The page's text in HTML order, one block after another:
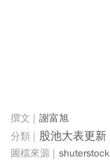
謝富旭
股池大表更新
shuterstock